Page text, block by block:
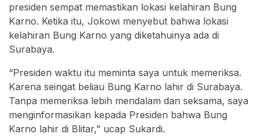
presiden sempat memastikan lokasi kelahiran Bung
Karno. Ketika itu, Jokowi menyebut bahwa lokasi
kelahiran Bung Karno yang diketahuinya ada di
Surabaya.
“Presiden waktu itu meminta saya untuk memeriksa.
Karena seingat beliau Bung Karno lahir di Surabaya.
Tanpa memeriksa lebih mendalam dan seksama, saya
menginformasikan kepada Presiden bahwa Bung
Karno lahir di Blitar,” ucap Sukardi.